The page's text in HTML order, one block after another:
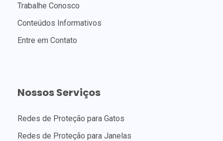
Trabalhe Conosco
Conteúdos Informativos
Entre em Contato
Nossos Serviços
Redes de Proteção para Gatos
Redes de Proteção para Janelas